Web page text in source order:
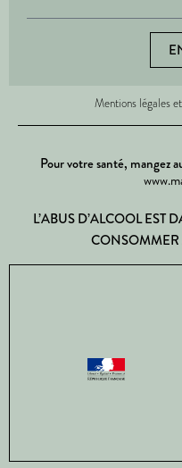
Mentions légales
Pour votre santé, mangez
L’ABUS D’ALCOOL EST